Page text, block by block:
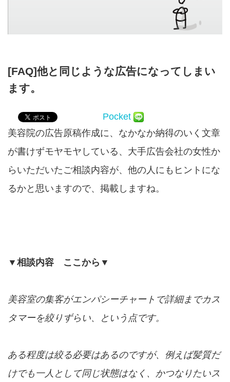
[FAQ]他と同じような広告になってしまい
ます。
Pocket
美容院の広告原稿作成に、なかなか納得のいく文章
が書けずモヤモヤしている、大手広告会社の女性か
らいただいたご相談内容が、他の人にもヒントにな
るかと思いますので、掲載しますね。
▼相談内容 ここから▼
美容室の集客がエンパシーチャートで詳細までカス
タマーを絞りずらい、という点です。
ある程度は絞る必要はあるのですが、例えば髪質だ
けでも一人として同じ状態はなく、かつなりたいス